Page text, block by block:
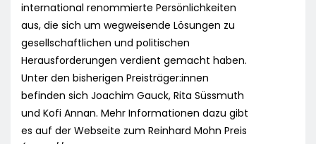
international renommierte Persönlichkeiten
aus, die sich um wegweisende Lösungen zu
gesellschaftlichen und politischen
Herausforderungen verdient gemacht haben.
Unter den bisherigen Preisträger:innen
befinden sich Joachim Gauck, Rita Süssmuth
und Kofi Annan. Mehr Informationen dazu gibt
es auf der Webseite zum Reinhard Mohn Preis